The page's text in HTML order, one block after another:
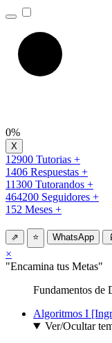
0%
12900 Tutorias +
1406 Respuestas +
11300 Tutorandos +
464200 Seguidores +
152 Meses +
⇗ ⭐ WhatsApp
×
"Encamina tus Metas"
Fundamentos de
Algoritmos I
Ver/Ocultar